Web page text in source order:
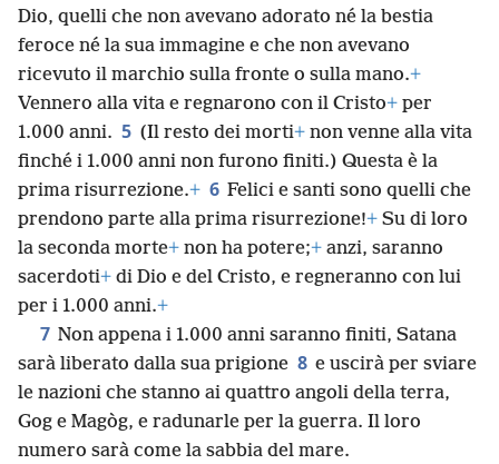
Dio, quelli che non avevano adorato né la bestia
feroce né la sua immagine e che non avevano
ricevuto il marchio sulla fronte o sulla mano.+
Vennero alla vita e regnarono con il Cristo+ per
1.000 anni. 5 (Il resto dei morti+ non venne alla vita
finché i 1.000 anni non furono finiti.) Questa è la
prima risurrezione.+ 6 Felici e santi sono quelli che
prendono parte alla prima risurrezione!+ Su di loro
la seconda morte+ non ha potere;+ anzi, saranno
sacerdoti+ di Dio e del Cristo, e regneranno con lui
per i 1.000 anni.+
7 Non appena i 1.000 anni saranno finiti, Satana
sarà liberato dalla sua prigione 8 e uscirà per sviare
le nazioni che stanno ai quattro angoli della terra,
Gog e Magòg, e radunarle per la guerra. Il loro
numero sarà come la sabbia del mare.